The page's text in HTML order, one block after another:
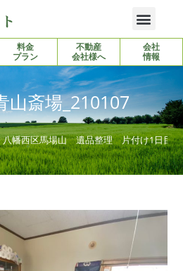
料金
プラン
不動産
会社様へ
会社
情報
斎場_210107
八幡西区馬場山 遺品整理 片付け1日目 >